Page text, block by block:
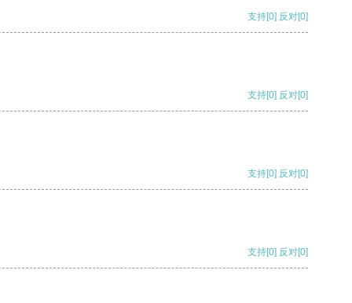
支持[0] 反对[0]
支持[0] 反对[0]
支持[0] 反对[0]
支持[0] 反对[0]